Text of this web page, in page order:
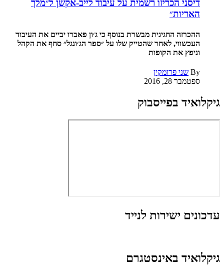
דיסני הכריזו רשמית על עיבוד לייב-אקשן ל״מלך
האריות״
ההכרזה החגיגית מבשרת בנוסף כי ג׳ון פאברו יביים את העיבוד
העכשווי, לאחר שהטייק שלו על ״ספר הג׳ונגל״ סחף את הקהל
וניפץ את הקופות
By שני פרומקין
ספטמבר 28, 2016
גיקלואיד בפייסבוק
עדכונים ישירות לנייד
גיקלואיד באינסטגרם